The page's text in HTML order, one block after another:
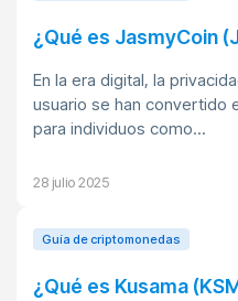
¿Qué es JasmyCoin
En la era digital, la
usuario se han convertido
para individuos como...
28 julio 2025
Guía de criptomonedas
¿Qué es Kusama